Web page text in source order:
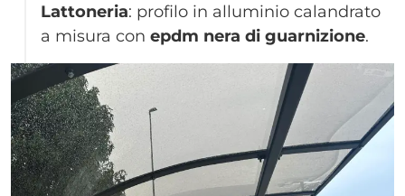
Lattoneria: profilo in alluminio calandrato
a misura con epdm nera di guarnizione.